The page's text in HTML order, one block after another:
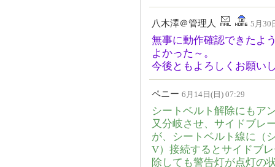
八木澤＠管理人 5月30
無事に動作確認できたよ
よかった～。
今後ともよろしくお願い
ペニー 6月14日(日) 07:29
シートベルト解除にもア
又分岐させ、サイドブレ
が、シートベルト線に（
V）接続するとサイドブ
除しても警告灯が点灯の